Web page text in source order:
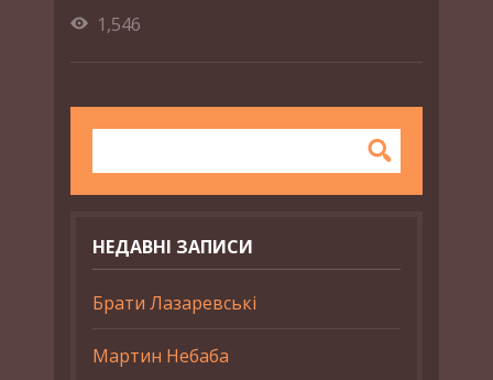
1,546
НЕДАВНІ ЗАПИСИ
Брати Лазаревські
Мартин Небаба